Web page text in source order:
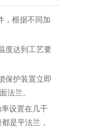
，根据不同加
度达到工艺要
保护装置立即
法兰。
设置在几千
是平法兰，